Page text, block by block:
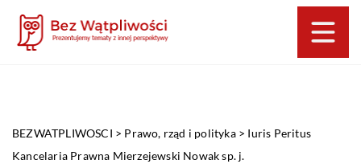
BEZWATPLIWOSCI > Prawo, rząd i polityka> Iuris Peritus
Kancelaria Prawna Mierzejewski Nowak sp. j.